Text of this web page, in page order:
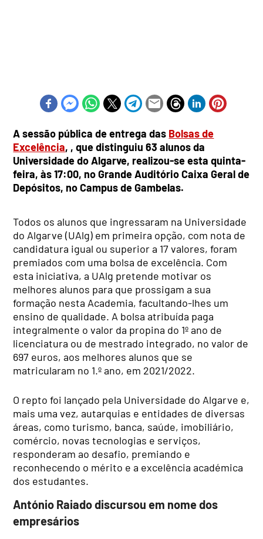
A sessão pública de entrega das Bolsas de
Excelência, , que distinguiu 63 alunos da
Universidade do Algarve, realizou-se esta quinta-
feira, às 17:00, no Grande Auditório Caixa Geral de
Depósitos, no Campus de Gambelas.
Todos os alunos que ingressaram na Universidade
do Algarve (UAlg) em primeira opção, com nota de
candidatura igual ou superior a 17 valores, foram
premiados com uma bolsa de excelência. Com
esta iniciativa, a UAlg pretende motivar os
melhores alunos para que prossigam a sua
formação nesta Academia, facultando-lhes um
ensino de qualidade. A bolsa atribuída paga
integralmente o valor da propina do 1º ano de
licenciatura ou de mestrado integrado, no valor de
697 euros, aos melhores alunos que se
matricularam no 1.º ano, em 2021/2022.
O repto foi lançado pela Universidade do Algarve e,
mais uma vez, autarquias e entidades de diversas
áreas, como turismo, banca, saúde, imobiliário,
comércio, novas tecnologias e serviços,
responderam ao desafio, premiando e
reconhecendo o mérito e a excelência académica
dos estudantes.
António Raiado discursou em nome dos
empresários